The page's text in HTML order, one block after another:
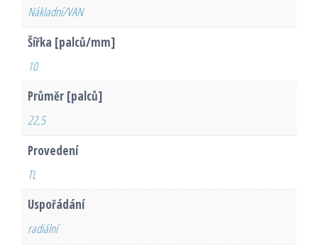
Nákladní/VAN
Šířka [palců/mm]
10
Průměr [palců]
22,5
Provedení
TL
Uspořádání
radiální